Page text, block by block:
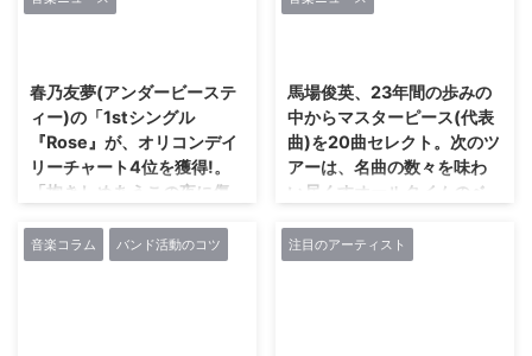
立っていたのは、創設メンバーの
に新宿ReNYで2ndワンマンライ
【TEARS-ティアーズ-2nd
ONEMAN LIVE～The Sanctuary
Garden～】と題したこの晴れ舞
台に、フロアを埋めつくす大勢の
人たちが詰めかけていた。 先
えておこう。TEARS-ティアー ...
成リップスパークルの魅力をメー
ルインタヴューという形を通し、
お届したい。 ――「未完成リ
ップスパークルと言えば…」に続
く言葉をお願いしま ...
春乃友夢(アンダービーステ
ィー)の「1stシングル
『Rose』が、オリコンデイ
リーチャート4位を獲得!。
「抱きしめあうこの夜に傷
内をぶつけた歌に火傷しち
まいな!!
馬場俊英、23年間の歩みの
中からマスターピース(代表
曲)を20曲セレクト。次のツ
アーは、名曲の数々を味わ
い尽くすオールタイムのベ
昨年は、根本要(スターダスト☆
音楽コラム バンド活動のコツ 注目のアーティスト